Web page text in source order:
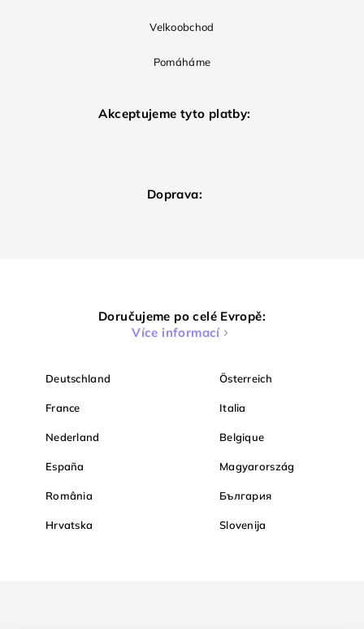
Velkoobchod
Pomáháme
Akceptujeme tyto platby:
Doprava:
Doručujeme po celé Evropě:
Více informací
Deutschland Österreich
France Italia
Nederland Belgique
España Magyarország
România България
Hrvatska Slovenija